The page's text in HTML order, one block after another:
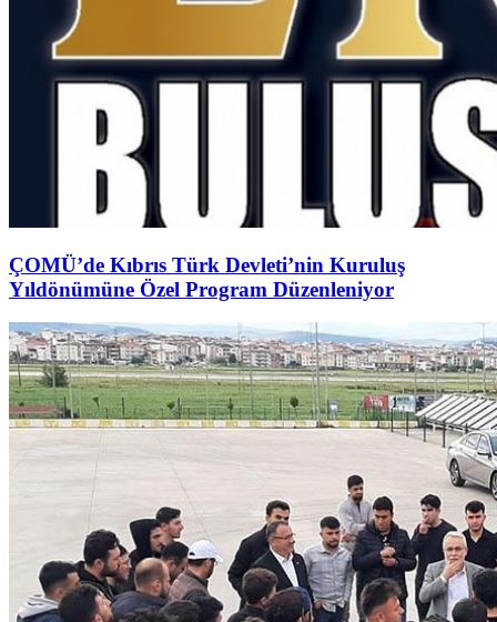
ÇOMÜ’de Kıbrıs Türk Devleti’nin Kuruluş
Yıldönümüne Özel Program Düzenleniyor